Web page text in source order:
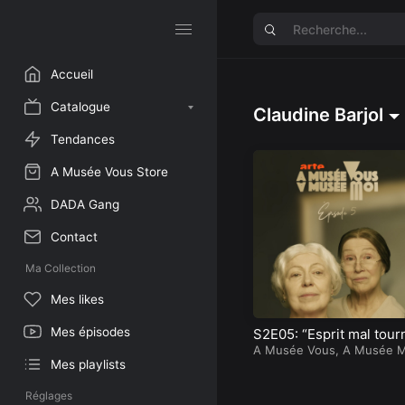
Accueil
Catalogue
Tendances
A Musée Vous Store
DADA Gang
Contact
Ma Collection
Mes likes
Mes épisodes
Mes playlists
Réglages
Claudine Barjol
S2E05: “Esprit mal
é”
A Musée Vous, A Musée